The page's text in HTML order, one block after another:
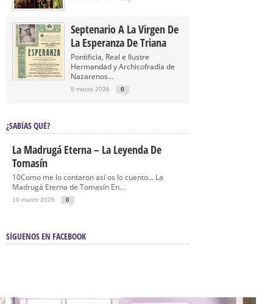
Septenario A La Virgen De
La Esperanza De Triana
Pontificia, Real e Ilustre
Hermandad y Archicofradía de
Nazarenos...
8 marzo 2026 0
¿SABÍAS QUÉ?
La Madrugá Eterna – La Leyenda De
Tomasín
10Como me lo contaron así os lo cuento… La
Madrugá Eterna de Tomasín En...
10 marzo 2026 0
SÍGUENOS EN FACEBOOK